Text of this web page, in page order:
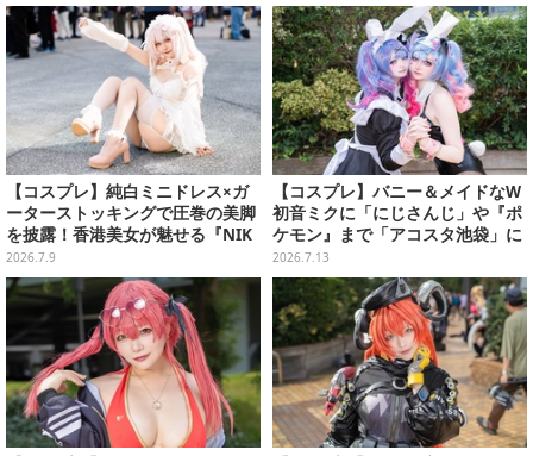
【写真9枚】
【写真40枚】
【コスプレ】純白ミニドレス×ガ
ーターストッキングで圧巻の美脚
を披露！香港美女が魅せる『NIK
KE』アリスが小悪魔で可愛い【写
真9枚】
2026.7.9
【コスプレ】バニー＆メイドなW
初音ミクに「にじさんじ」や『ポ
ケモン』まで「アコスタ池袋」に
集った美麗レイヤー13選【写真60
枚】
2026.7.13